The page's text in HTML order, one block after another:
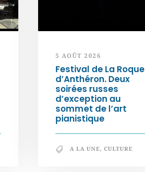
5 AOÛT 2026
Festival de La Roque
d’Anthéron. Deux
soirées russes
d’exception au
sommet de l’art
pianistique
A LA UNE, CULTURE